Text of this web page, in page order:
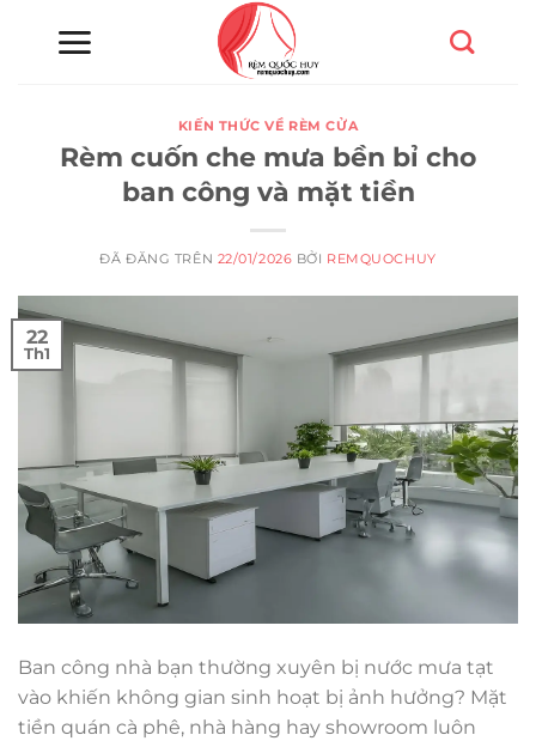
KIẾN THỨC VỀ RÈM CỬA
Rèm cuốn che mưa bền bỉ cho
ban công và mặt tiền
ĐÃ ĐĂNG TRÊN 22/01/2026 BỞI REMQUOCHUY
22
Th1
Ban công nhà bạn thường xuyên bị nước mưa tạt
vào khiến không gian sinh hoạt bị ảnh hưởng? Mặt
tiền quán cà phê, nhà hàng hay showroom luôn